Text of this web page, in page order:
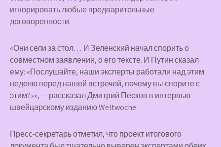
игнорировать любые предварительные
договоренности.
«Они сели за стол… И Зеленский начал спорить о
совместном заявлении, о его тексте. И Путин сказал
ему: «Послушайте, наши эксперты работали над этим
неделю перед нашей встречей, почему вы спорите с
этим?»», — рассказал Дмитрий Песков в интервью
швейцарскому изданию Weltwoche.
Пресс-секретарь отметил, что проект итогового